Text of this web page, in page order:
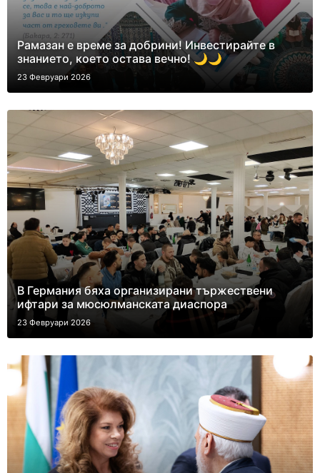
Рамазан е време за добрини! Инвестирайте в
знанието, което остава вечно! 🌙🌙
23 Февруари 2026
В Германия бяха организирани тържествени
ифтари за мюсюлманската диаспора
23 Февруари 2026